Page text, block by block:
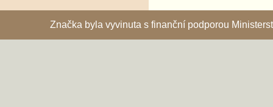
Značka byla vyvinuta s finanční podporou